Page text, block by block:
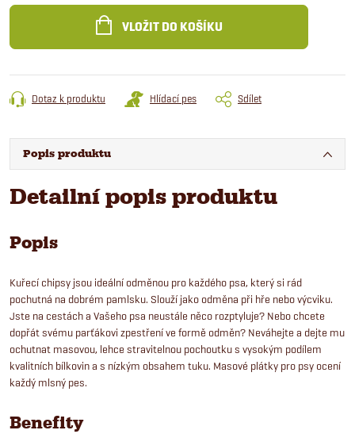
VLOŽIT DO KOŠÍKU
Dotaz k produktu Hlídací pes Sdílet
Popis produktu
Detailní popis produktu
Popis
Kuřecí chipsy jsou ideální odměnou pro každého psa, který si rád
pochutná na dobrém pamlsku. Slouží jako odměna při hře nebo výcviku.
Jste na cestách a Vašeho psa neustále něco rozptyluje? Nebo chcete
dopřát svému parťákovi zpestření ve formě odměn? Neváhejte a dejte mu
ochutnat masovou, lehce stravitelnou pochoutku s vysokým podílem
kvalitních bílkovin a s nízkým obsahem tuku. Masové plátky pro psy ocení
každý mlsný pes.
Benefity